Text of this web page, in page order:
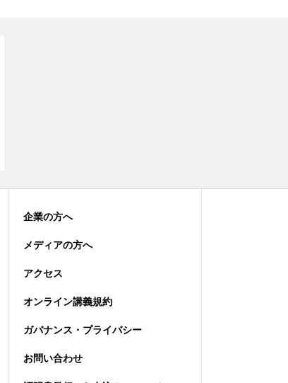
企業の方へ
メディアの方へ
アクセス
オンライン講義規約
ガバナンス・プライバシー
お問い合わせ